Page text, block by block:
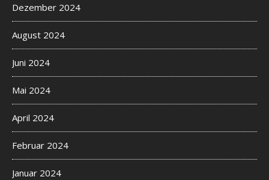
Dezember 2024
August 2024
Juni 2024
Mai 2024
April 2024
Februar 2024
Januar 2024